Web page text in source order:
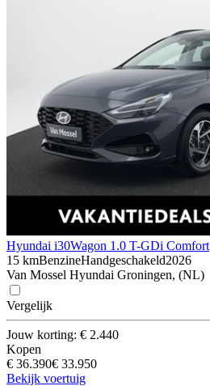
Hyundai i30Wagon 1.0 T-GDi Comfort
15 kmBenzineHandgeschakeld2026
Van Mossel Hyundai Groningen, (NL)
Vergelijk
Jouw korting: € 2.440
Kopen
€ 36.390€ 33.950
Bekijk voertuig